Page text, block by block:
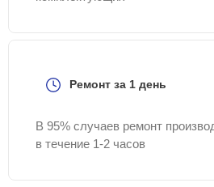
Ремонт за 1 день
В 95% случаев ремонт
в течение 1-2 часов